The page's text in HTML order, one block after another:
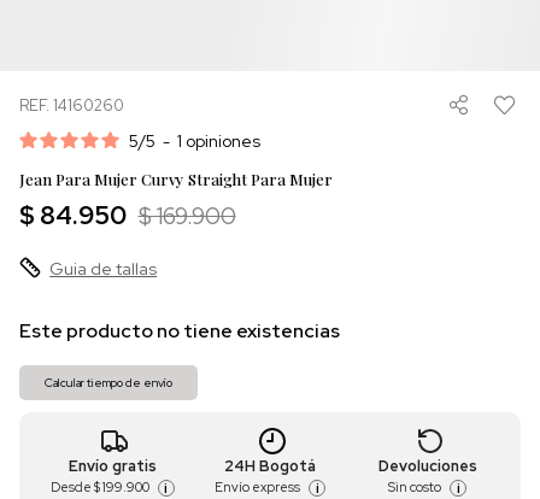
REF. 14160260
5/5 - 1 opiniones
Jean Para Mujer Curvy Straight Para Mujer
$ 84.950 $ 169.900
Guia de tallas
Este producto no tiene existencias
Calcular tiempo de envío
Envío gratis
Desde $ 199.900 i
24H Bogotá
Envío express i
Devoluciones
Sin costo i